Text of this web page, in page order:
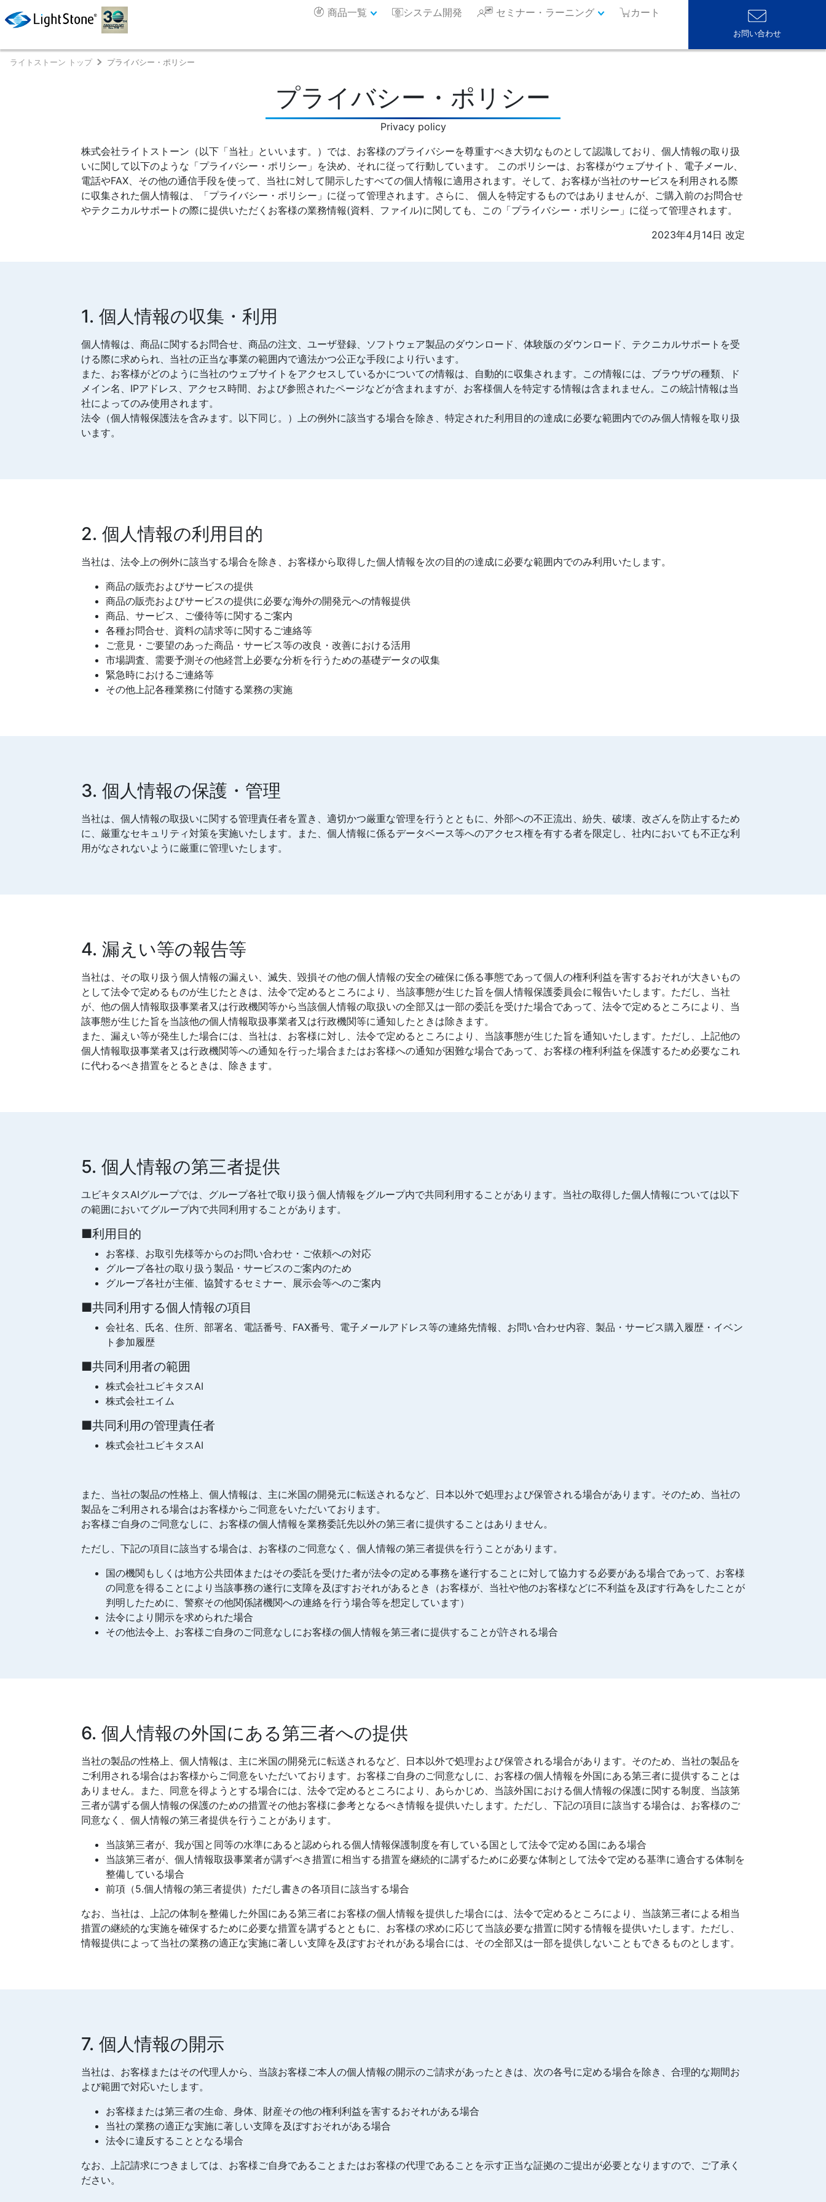
カート
セミナー・ラーニング
システム開発
商品一覧
お問い合わせ
ライトストーン トップ プライバシー・ポリシー
プライバシー・ポリシー
Privacy policy
株式会社ライトストーン（以下「当社」といいます。）では、お客様のプライバシーを尊重すべき大切なものとして認識しており、個人情報の取り扱
いに関して以下のような「プライバシー・ポリシー」を決め、それに従って行動しています。 このポリシーは、お客様がウェブサイト、電子メール、
電話やFAX、その他の通信手段を使って、当社に対して開示したすべての個人情報に適用されます。そして、お客様が当社のサービスを利用される際
に収集された個人情報は、「プライバシー・ポリシー」に従って管理されます。さらに、 個人を特定するものではありませんが、ご購入前のお問合せ
やテクニカルサポートの際に提供いただくお客様の業務情報(資料、ファイル)に関しても、この「プライバシー・ポリシー」に従って管理されます。
2023年4月14日 改定
1. 個人情報の収集・利用
個人情報は、商品に関するお問合せ、商品の注文、ユーザ登録、ソフトウェア製品のダウンロード、体験版のダウンロード、テクニカルサポートを受
ける際に求められ、当社の正当な事業の範囲内で適法かつ公正な手段により行います。
また、お客様がどのように当社のウェブサイトをアクセスしているかについての情報は、自動的に収集されます。この情報には、ブラウザの種類、ド
メイン名、IPアドレス、アクセス時間、および参照されたページなどが含まれますが、お客様個人を特定する情報は含まれません。この統計情報は当
社によってのみ使用されます。
法令（個人情報保護法を含みます。以下同じ。）上の例外に該当する場合を除き、特定された利用目的の達成に必要な範囲内でのみ個人情報を取り扱
います。
2. 個人情報の利用目的
当社は、法令上の例外に該当する場合を除き、お客様から取得した個人情報を次の目的の達成に必要な範囲内でのみ利用いたします。
商品の販売およびサービスの提供
商品の販売およびサービスの提供に必要な海外の開発元への情報提供
商品、サービス、ご優待等に関するご案内
各種お問合せ、資料の請求等に関するご連絡等
ご意見・ご要望のあった商品・サービス等の改良・改善における活用
市場調査、需要予測その他経営上必要な分析を行うための基礎データの収集
緊急時におけるご連絡等
その他上記各種業務に付随する業務の実施
3. 個人情報の保護・管理
当社は、個人情報の取扱いに関する管理責任者を置き、適切かつ厳重な管理を行うとともに、外部への不正流出、紛失、破壊、改ざんを防止するため
に、厳重なセキュリティ対策を実施いたします。また、個人情報に係るデータベース等へのアクセス権を有する者を限定し、社内においても不正な利
用がなされないように厳重に管理いたします。
4. 漏えい等の報告等
当社は、その取り扱う個人情報の漏えい、滅失、毀損その他の個人情報の安全の確保に係る事態であって個人の権利利益を害するおそれが大きいもの
として法令で定めるものが生じたときは、法令で定めるところにより、当該事態が生じた旨を個人情報保護委員会に報告いたします。ただし、当社
が、他の個人情報取扱事業者又は行政機関等から当該個人情報の取扱いの全部又は一部の委託を受けた場合であって、法令で定めるところにより、当
該事態が生じた旨を当該他の個人情報取扱事業者又は行政機関等に通知したときは除きます。
また、漏えい等が発生した場合には、当社は、お客様に対し、法令で定めるところにより、当該事態が生じた旨を通知いたします。ただし、上記他の
個人情報取扱事業者又は行政機関等への通知を行った場合またはお客様への通知が困難な場合であって、お客様の権利利益を保護するため必要なこれ
に代わるべき措置をとるときは、除きます。
5. 個人情報の第三者提供
ユビキタスAIグループでは、グループ各社で取り扱う個人情報をグループ内で共同利用することがあります。当社の取得した個人情報については以下
の範囲においてグループ内で共同利用することがあります。
■利用目的
お客様、お取引先様等からのお問い合わせ・ご依頼への対応
グループ各社の取り扱う製品・サービスのご案内のため
グループ各社が主催、協賛するセミナー、展示会等へのご案内
■共同利用する個人情報の項目
会社名、氏名、住所、部署名、電話番号、FAX番号、電子メールアドレス等の連絡先情報、お問い合わせ内容、製品・サービス購入履歴・イベン
ト参加履歴
■共同利用者の範囲
株式会社ユビキタスAI
株式会社エイム
■共同利用の管理責任者
株式会社ユビキタスAI
また、当社の製品の性格上、個人情報は、主に米国の開発元に転送されるなど、日本以外で処理および保管される場合があります。そのため、当社の
製品をご利用される場合はお客様からご同意をいただいております。
お客様ご自身のご同意なしに、お客様の個人情報を業務委託先以外の第三者に提供することはありません。
ただし、下記の項目に該当する場合は、お客様のご同意なく、個人情報の第三者提供を行うことがあります。
国の機関もしくは地方公共団体またはその委託を受けた者が法令の定める事務を遂行することに対して協力する必要がある場合であって、お客様
の同意を得ることにより当該事務の遂行に支障を及ぼすおそれがあるとき（お客様が、当社や他のお客様などに不利益を及ぼす行為をしたことが
判明したために、警察その他関係諸機関への連絡を行う場合等を想定しています）
法令により開示を求められた場合
その他法令上、お客様ご自身のご同意なしにお客様の個人情報を第三者に提供することが許される場合
6. 個人情報の外国にある第三者への提供
当社の製品の性格上、個人情報は、主に米国の開発元に転送されるなど、日本以外で処理および保管される場合があります。そのため、当社の製品を
ご利用される場合はお客様からご同意をいただいております。お客様ご自身のご同意なしに、お客様の個人情報を外国にある第三者に提供することは
ありません。また、同意を得ようとする場合には、法令で定めるところにより、あらかじめ、当該外国における個人情報の保護に関する制度、当該第
三者が講ずる個人情報の保護のための措置その他お客様に参考となるべき情報を提供いたします。ただし、下記の項目に該当する場合は、お客様のご
同意なく、個人情報の第三者提供を行うことがあります。
当該第三者が、我が国と同等の水準にあると認められる個人情報保護制度を有している国として法令で定める国にある場合
当該第三者が、個人情報取扱事業者が講ずべき措置に相当する措置を継続的に講ずるために必要な体制として法令で定める基準に適合する体制を
整備している場合
前項（5.個人情報の第三者提供）ただし書きの各項目に該当する場合
なお、当社は、上記の体制を整備した外国にある第三者にお客様の個人情報を提供した場合には、法令で定めるところにより、当該第三者による相当
措置の継続的な実施を確保するために必要な措置を講ずるとともに、お客様の求めに応じて当該必要な措置に関する情報を提供いたします。ただし、
情報提供によって当社の業務の適正な実施に著しい支障を及ぼすおそれがある場合には、その全部又は一部を提供しないこともできるものとします。
7. 個人情報の開示
当社は、お客様またはその代理人から、当該お客様ご本人の個人情報の開示のご請求があったときは、次の各号に定める場合を除き、合理的な期間お
よび範囲で対応いたします。
お客様または第三者の生命、身体、財産その他の権利利益を害するおそれがある場合
当社の業務の適正な実施に著しい支障を及ぼすおそれがある場合
法令に違反することとなる場合
なお、上記請求につきましては、お客様ご自身であることまたはお客様の代理であることを示す正当な証拠のご提出が必要となりますので、ご了承く
ださい。